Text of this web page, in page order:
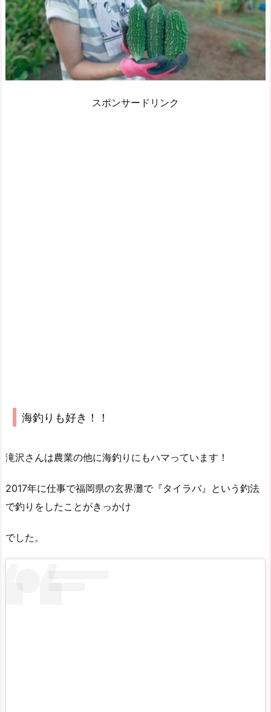
スポンサードリンク
海釣りも好き！！
滝沢さんは農業の他に海釣りにもハマっています！
2017年に仕事で福岡県の玄界灘で『タイラバ』という釣法
で釣りをしたことがきっかけ
でした。